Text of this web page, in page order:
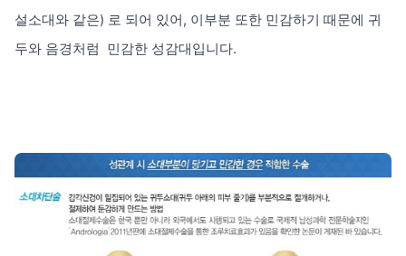
설소대와 같은) 로 되어 있어, 이부분 또한 민감하기 때문에 귀
두와 음경처럼 민감한 성감대입니다.